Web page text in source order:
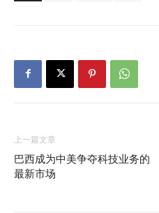
上一篇文章
巴西成为中美争夺科技业务的
最新市场